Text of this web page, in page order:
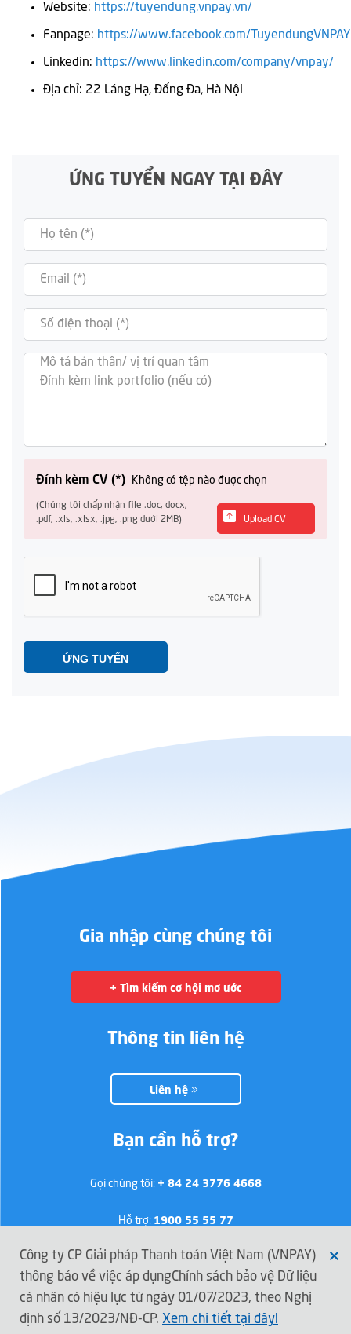
Website: https://tuyendung.vnpay.vn/
Fanpage: https://www.facebook.com/TuyendungVNPAY
Linkedin: https://www.linkedin.com/company/vnpay/
Địa chỉ: 22 Láng Hạ, Đống Đa, Hà Nội
ỨNG TUYỂN NGAY TẠI ĐÂY
Đính kèm CV (*) Không có tệp nào được chọn
Upload CV
(Chúng tôi chấp nhận file .doc, docx,
.pdf, .xls, .xlsx, .jpg, .png dưới 2MB)
ỨNG TUYỂN
Gia nhập cùng chúng tôi
+ Tìm kiếm cơ hội mơ ước
Thông tin liên hệ
Liên hệ
Bạn cần hỗ trợ?
Gọi chúng tôi: + 84 24 3776 4668
Hỗ trợ: 1900 55 55 77
Kết nối với VNPAY
Công ty CP Giải pháp Thanh toán Việt Nam (VNPAY)
thông báo về việc áp dụngChính sách bảo vệ Dữ liệu
cá nhân có hiệu lực từ ngày 01/07/2023, theo Nghị
định số 13/2023/NĐ-CP. Xem chi tiết tại đây!